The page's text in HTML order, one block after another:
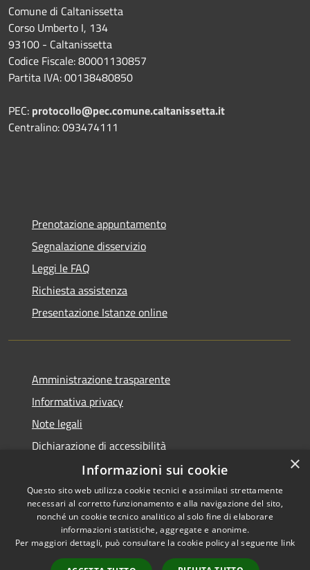
Comune di Caltanissetta
Corso Umberto I, 134
93100 - Caltanissetta
Codice Fiscale: 80001130857
Partita IVA: 00138480850
PEC: protocollo@pec.comune.caltanissetta.it
Centralino: 093474111
Prenotazione appuntamento
Segnalazione disservizio
Leggi le FAQ
Richiesta assistenza
Presentazione Istanze online
Amministrazione trasparente
Informativa privacy
Note legali
Dichiarazione di accessibilità
Accessibilità
Privacy
Copyright © 2026 • Comune di
Caltanissetta • Powered by
Municipium•Accesso
redazione
×
Informazioni sui cookie
Questo sito web utilizza cookie tecnici e assimilati strettamente
necessari al corretto funzionamento e alla navigazione del sito,
nonché un cookie tecnico analitico al solo fine di elaborare
informazioni statistiche, aggregate e anonime.
Per maggiori dettagli, può consultare la cookie policy al seguente link